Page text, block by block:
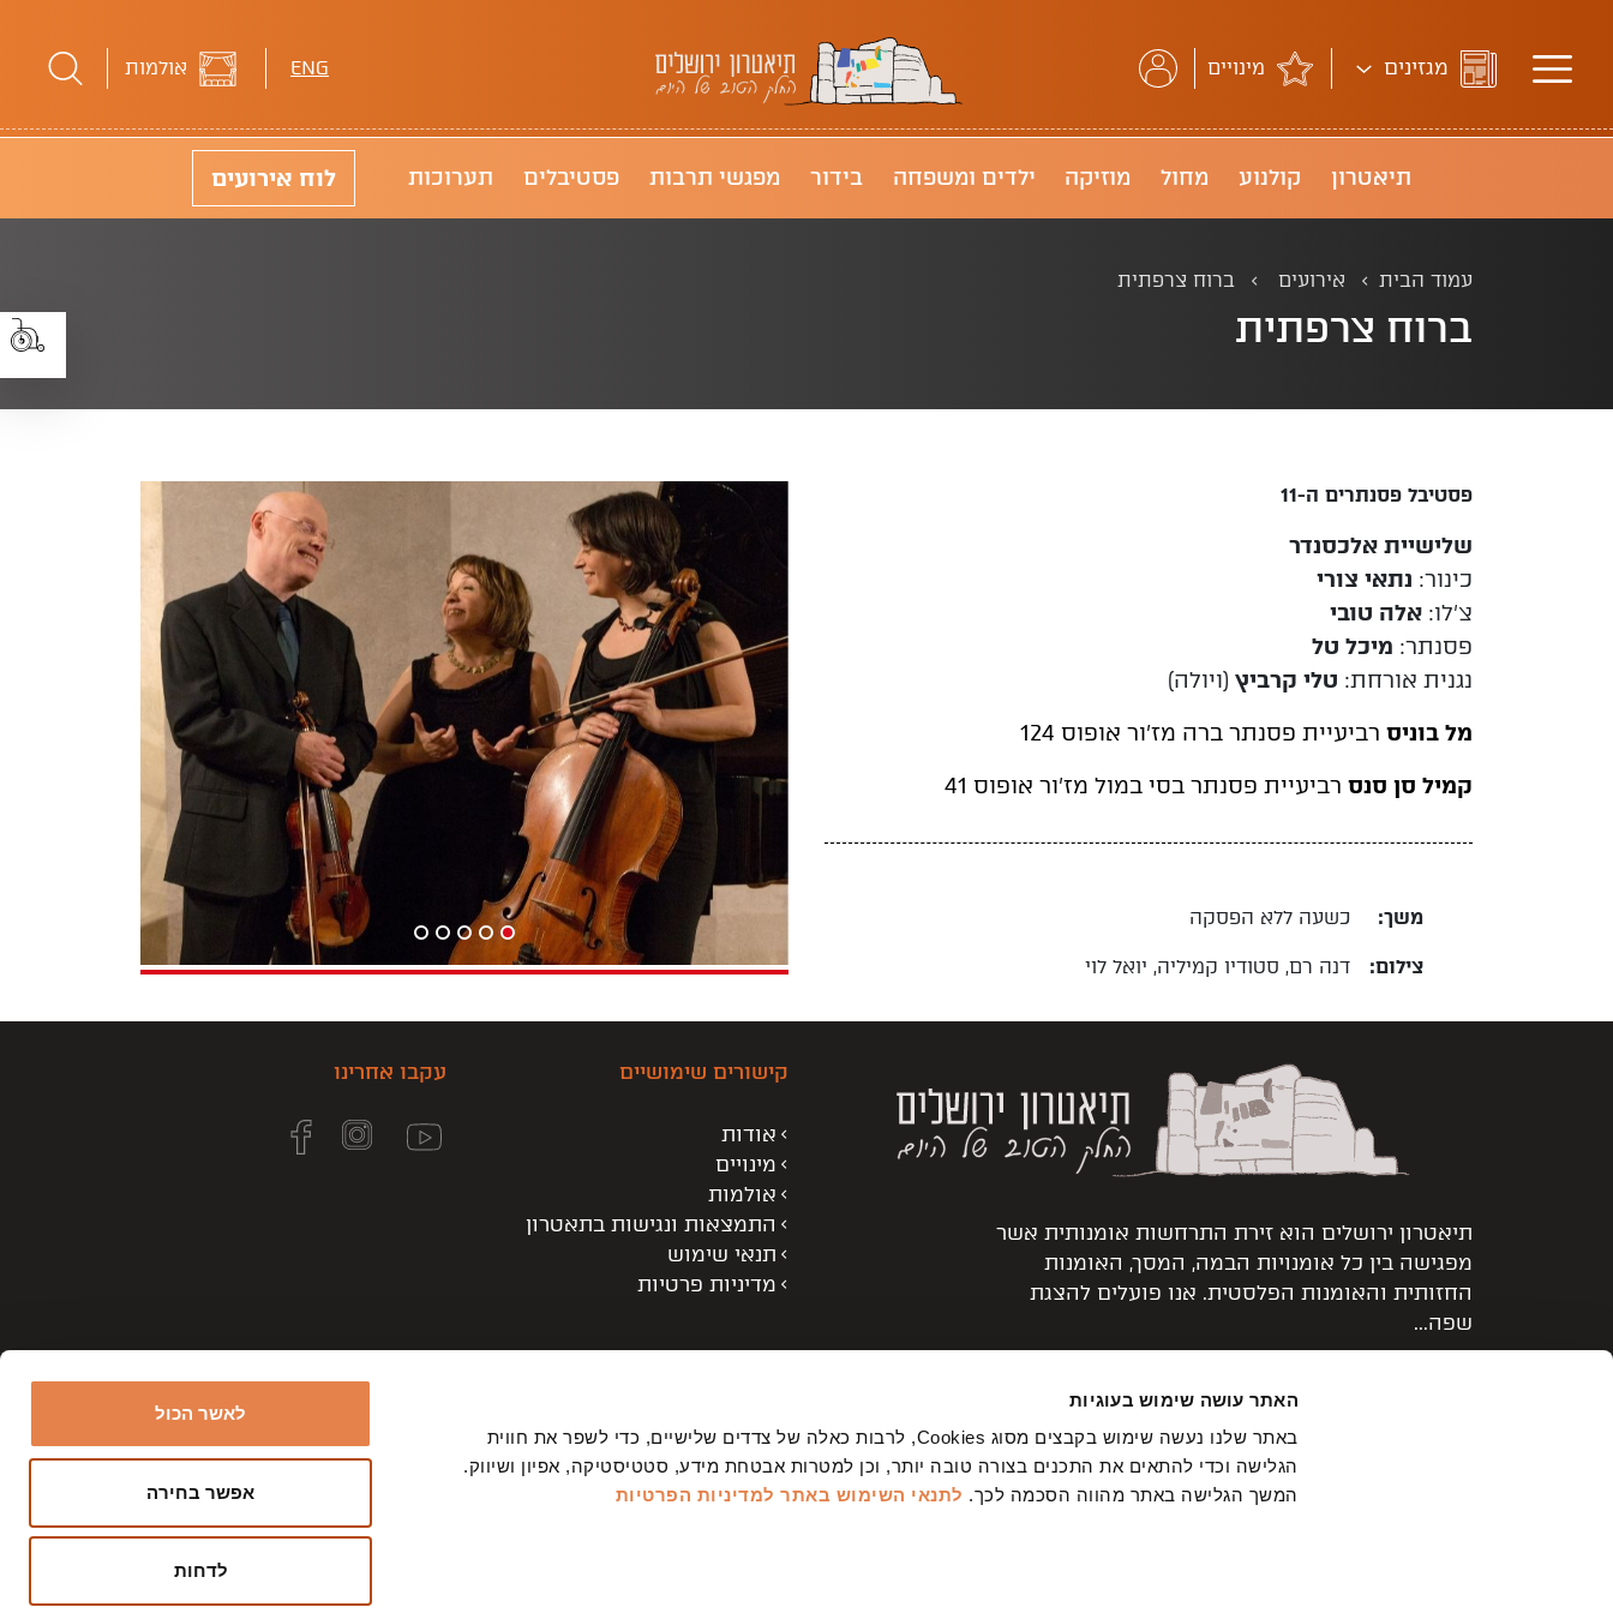
האתר עושה שימוש בעוגיות
באתר שלנו נעשה שימוש בקבצים מסוג Cookies, לרבות כאלה של צדדים שלישיים, כדי לשפר את חווית
הגלישה וכדי להתאים את התכנים בצורה טובה יותר, וכן למטרות אבטחת מידע, סטטיסטיקה, אפיון ושיווק.
המשך הגלישה באתר מהווה הסכמה לכך. לתנאי השימוש באתר למדיניות הפרטיות
לאשר הכול
אפשר בחירה
לדחות
תיאטרון ירושלים
מגזינים מינויים ENG אולמות
תיאטרון קולנוע מחול מוזיקה ילדים ומשפחה בידור מפגשי תרבות פסטיבלים תערוכות לוח אירועים
עמוד הבית אירועים ברוח צרפתית
ברוח צרפתית
פסטיבל פסנתרים ה-11
שלישיית אלכסנדר
כינור: נתאי צורי
צ'לו: אלה טובי
פסנתר: מיכל טל
נגנית אורחת: טלי קרביץ (ויולה)
מל בוניס רביעיית פסנתר ברה מז'ור אופוס 124
קמיל סן סנס רביעיית פסנתר בסי במול מז'ור אופוס 41
משך: כשעה ללא הפסקה
צילום: דנה רם, סטודיו קמיליה, יואל לוי
תיאטרון ירושלים הוא זירת התרחשות אומנותית אשר
מפגישה בין כל אומנויות הבמה, המסך, האומנות
החזותית והאומנות הפלסטית. אנו פועלים להצגת
שפה...
קישורים שימושיים
אודות
מינויים
אולמות
התמצאות ונגישות בתאטרון
תנאי שימוש
מדיניות פרטיות
עקבו אחרינו
הצטרפו לרשימת התפוצה
השם המלא שלך?
צרפו